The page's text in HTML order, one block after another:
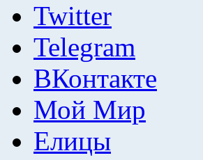
Twitter
Telegram
ВКонтакте
Мой Мир
Елицы